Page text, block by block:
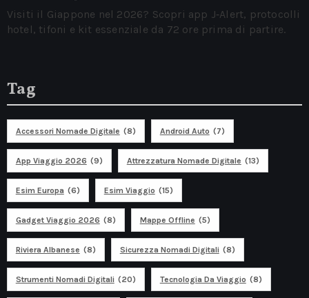
Visiti il Giappone nel 2026? Scopri app J‑Alert, protocolli
hotel, tifoni e kit essenziale da 72 ore prima di partire.
Tag
Accessori Nomade Digitale (8) Android Auto (7)
App Viaggio 2026 (9) Attrezzatura Nomade Digitale (13)
Esim Europa (6) Esim Viaggio (15)
Gadget Viaggio 2026 (8) Mappe Offline (5)
Riviera Albanese (8) Sicurezza Nomadi Digitali (8)
Strumenti Nomadi Digitali (20) Tecnologia Da Viaggio (8)